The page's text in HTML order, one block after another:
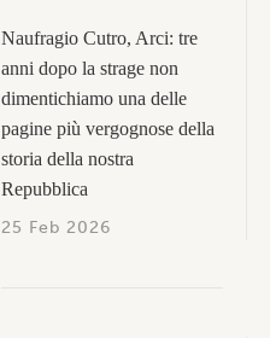
Naufragio Cutro, Arci: tre
anni dopo la strage non
dimentichiamo una delle
pagine più vergognose della
storia della nostra
Repubblica
25 Feb 2026